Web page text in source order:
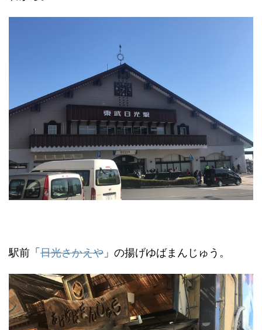
駅前「 日光さかえや 」の揚げゆばまんじゅう。